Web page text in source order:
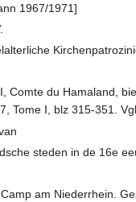
1967/1971]
Comte du Hamaland,
Tome I, blz 315-351.
steden in de 16e
Camp am Niederrhein.